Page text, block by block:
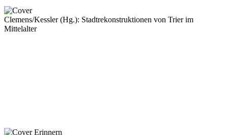
Clemens/Kessler (Hg.): Stadtrekonstruktionen von Trier im
Mittelalter